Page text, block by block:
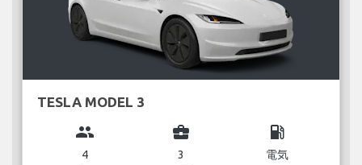
TESLA MODEL 3
group
4
business_center
3
local_gas_station
電気